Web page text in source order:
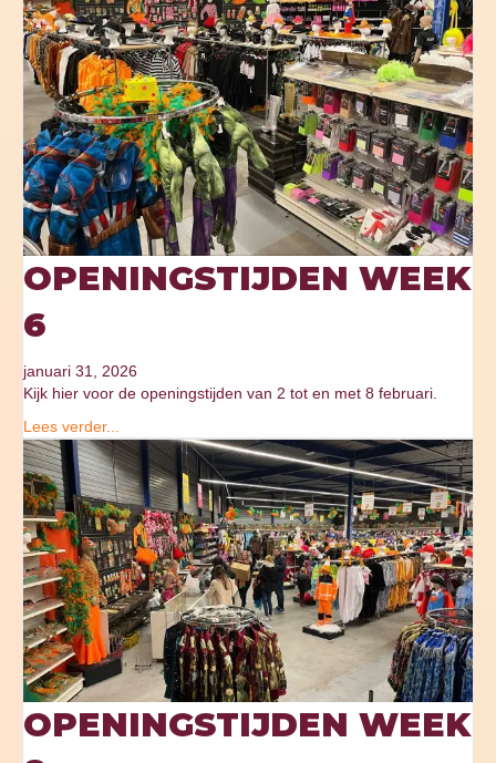
OPENINGSTIJDEN WEEK
6
januari 31, 2026
Kijk hier voor de openingstijden van 2 tot en met 8 februari.
Lees verder...
OPENINGSTIJDEN WEEK